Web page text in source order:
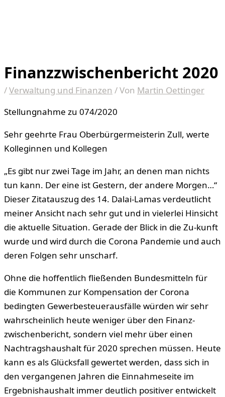
Finanzzwischenbericht 2020
/Verwaltung und Finanzen / Von Martin Oettinger
Stellungnahme zu 074/2020
Sehr geehrte Frau Oberbürgermeisterin Zull, werte
Kolleginnen und Kollegen
„Es gibt nur zwei Tage im Jahr, an denen man nichts
tun kann. Der eine ist Gestern, der andere Morgen…“
Dieser Zitatauszug des 14. Dalai-Lamas verdeutlicht
meiner Ansicht nach sehr gut und in vielerlei Hinsicht
die aktuelle Situation. Gerade der Blick in die Zu-kunft
wurde und wird durch die Corona Pandemie und auch
deren Folgen sehr unscharf.
Ohne die hoffentlich fließenden Bundesmitteln für
die Kommunen zur Kompensation der Corona
bedingten Gewerbesteuerausfälle würden wir sehr
wahrscheinlich heute weniger über den Finanz-
zwischenbericht, sondern viel mehr über einen
Nachtragshaushalt für 2020 sprechen müssen. Heute
kann es als Glücksfall gewertet werden, dass sich in
den vergangenen Jahren die Einnahmeseite im
Ergebnishaushalt immer deutlich positiver entwickelt